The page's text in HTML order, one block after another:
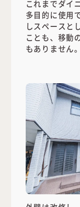
これまでダイ
多目的に使用
しスペースと
ことも、移動
もありません。